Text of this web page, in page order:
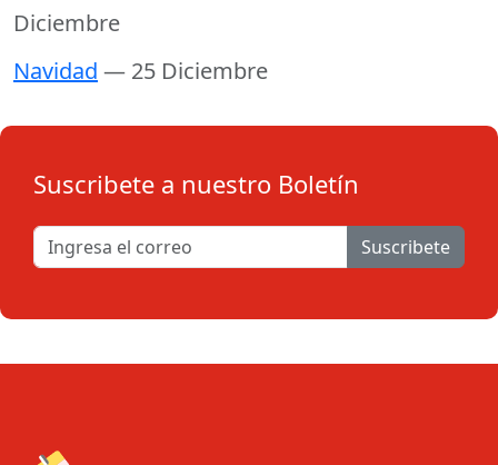
Diciembre
Navidad — 25 Diciembre
Suscribete a nuestro Boletín
Suscribete